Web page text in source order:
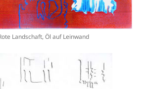
Landschaft, Öl auf Leinwand